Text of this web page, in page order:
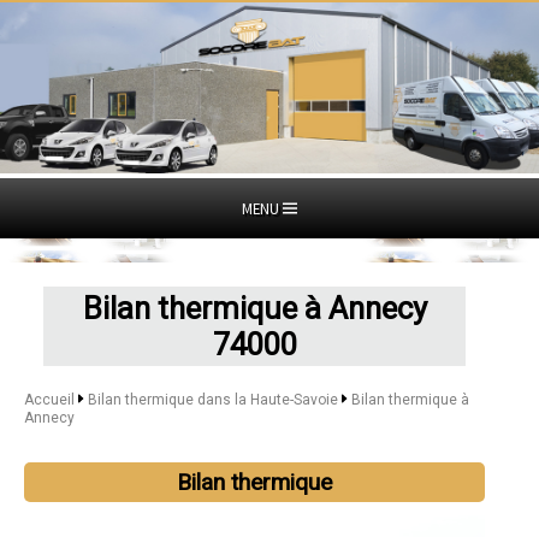
MENU
Bilan thermique à Annecy
74000
Accueil Bilan thermique dans la Haute-Savoie
Bilan thermique à
Annecy
Bilan thermique